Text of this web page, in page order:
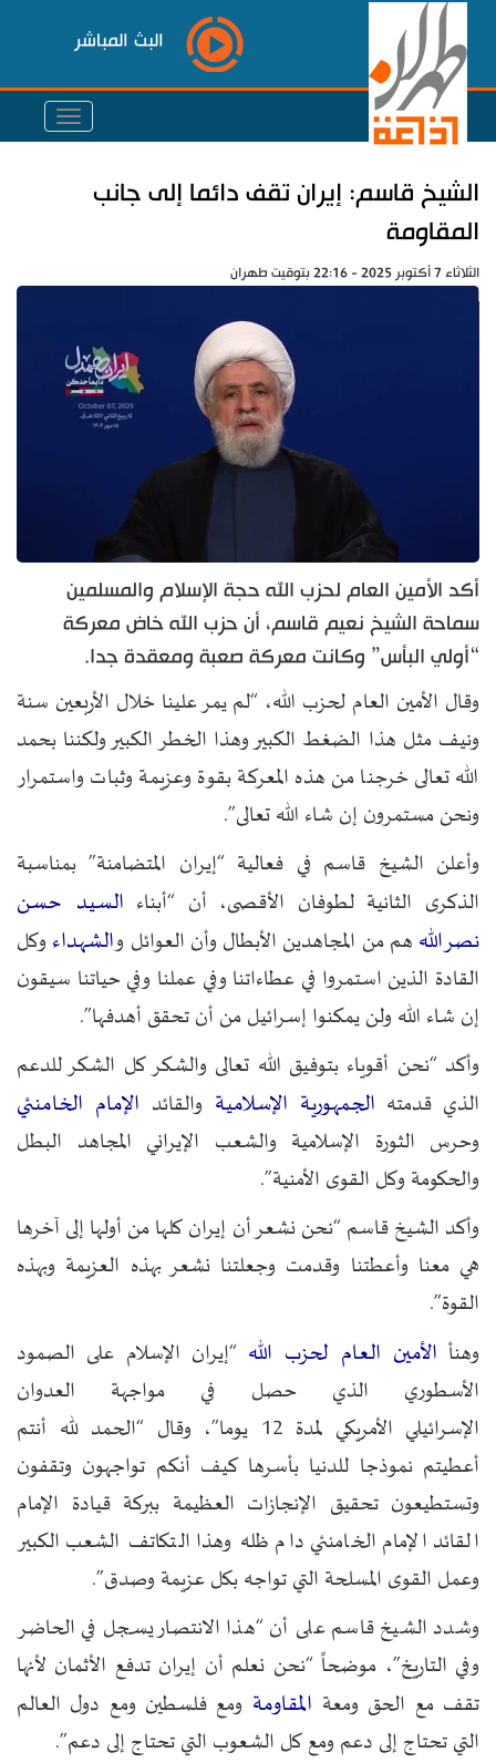
البث المباشر
الشيخ قاسم: إيران تقف دائما إلى جانب
المقاومة
الثلاثاء 7 أكتوبر 2025 - 22:16 بتوقيت طهران
أكد الأمين العام لحزب الله حجة الإسلام والمسلمين
سماحة الشيخ نعيم قاسم، أن حزب الله خاض معركة
“أولي البأس” وكانت معركة صعبة ومعقدة جدا.
وقال الأمين العام لحزب الله، “لم يمر علينا خلال الأربعين سنة
ونيف مثل هذا الضغط الكبير وهذا الخطر الكبير ولكننا بحمد
الله تعالى خرجنا من هذه المعركة بقوة وعزيمة وثبات واستمرار
ونحن مستمرون إن شاء الله تعالى”.
وأعلن الشيخ قاسم في فعالية “إيران المتضامنة” بمناسبة
الذكرى الثانية لطوفان الأقصى، أن “أبناء السيد حسن
نصرالله هم من المجاهدين الأبطال وأن العوائل والشهداء وكل
القادة الذين استمروا في عطاءاتنا وفي عملنا وفي حياتنا سيقون
إن شاء الله ولن يمكنوا إسرائيل من أن تحقق أهدفها”.
وأكد “نحن أقوياء بتوفيق الله تعالى والشكر كل الشكر للدعم
الذي قدمته الجمهورية الإسلامية والقائد الإمام الخامنئي
وحرس الثورة الإسلامية والشعب الإيراني المجاهد البطل
والحكومة وكل القوى الأمنية”.
وأكد الشيخ قاسم “نحن نشعر أن إيران كلها من أولها إلى آخرها
هي معنا وأعطتنا وقدمت وجعلتنا نشعر بهذه العزيمة وبهذه
القوة”.
وهنأ الأمين العام لحزب الله “إيران الإسلام على الصمود
الأسطوري الذي حصل في مواجهة العدوان
الإسرائيلي الأمريكي لمدة 12 يوما”، وقال “الحمد لله أنتم
أعطيتم نموذجا للدنيا بأسرها كيف أنكم تواجهون وتقفون
وتستطيعون تحقيق الإنجازات العظيمة ببركة قيادة الإمام
القائد الإمام الخامنئي دام ظله وهذا التكاتف الشعب الكبير
وعمل القوى المسلحة التي تواجه بكل عزيمة وصدق”.
وشدد الشيخ قاسم على أن “هذا الانتصار يسجل في الحاضر
وفي التاريخ”، موضحاً “نحن نعلم أن إيران تدفع الأثمان لأنها
تقف مع الحق ومعة المقاومة ومع فلسطين ومع دول العالم
التي تحتاج إلى دعم ومع كل الشعوب التي تحتاج إلى دعم”.